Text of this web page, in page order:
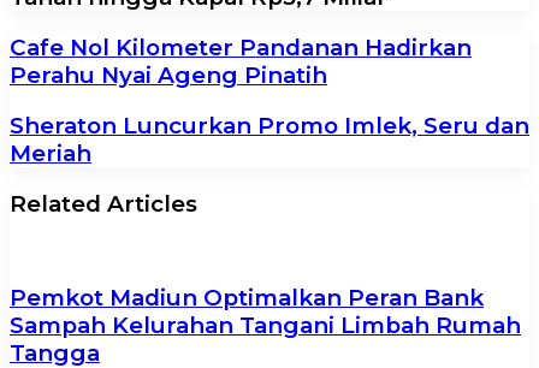
Cafe Nol Kilometer Pandanan Hadirkan
Perahu Nyai Ageng Pinatih
Sheraton Luncurkan Promo Imlek, Seru dan
Meriah
Related Articles
Pemkot Madiun Optimalkan Peran Bank
Sampah Kelurahan Tangani Limbah Rumah
Tangga